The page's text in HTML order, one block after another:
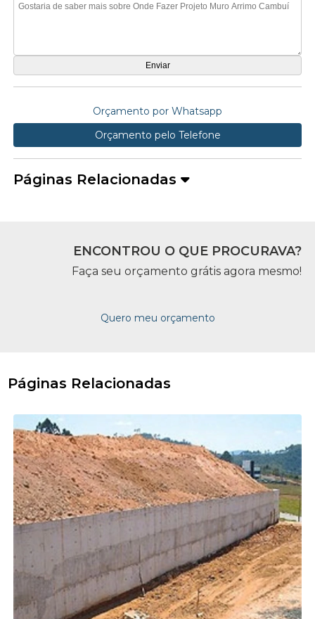
Orçamento por Whatsapp
Orçamento pelo Telefone
Páginas Relacionadas
ENCONTROU O QUE PROCURAVA?
Faça seu orçamento grátis agora mesmo!
Quero meu orçamento
Páginas Relacionadas